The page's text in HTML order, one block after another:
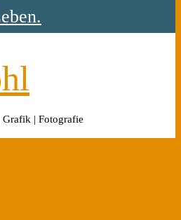
Grafik | Fotografie